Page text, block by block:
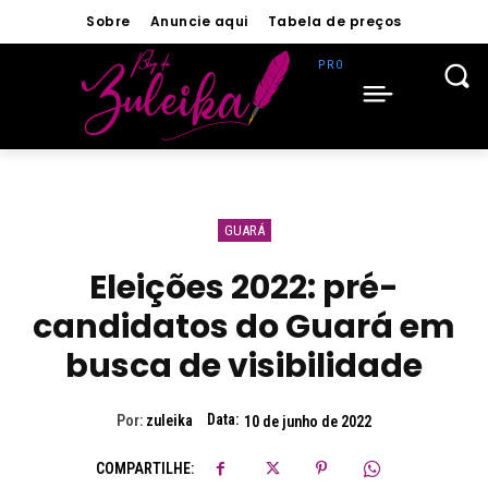
Sobre Anuncie aqui Tabela de preços
GUARÁ
Eleições 2022: pré-
candidatos do Guará em
busca de visibilidade
Por: zuleika Data: 10 de junho de 2022
COMPARTILHE: